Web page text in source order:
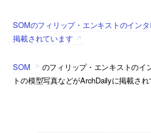
SOMのフィリップ・エンキストのイン
掲載されています
SOM
のフィリップ・エンキストのイ
トの模型写真などがArchDailyに掲載され